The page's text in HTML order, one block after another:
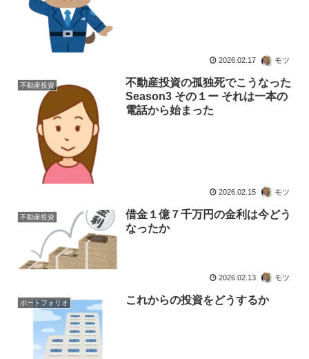
2026.02.17 モツ
不動産投資
不動産投資の孤独死でこうなった
Season3 その１ー それは一本の
電話から始まった
2026.02.15 モツ
不動産投資
借金１億７千万円の金利は今どう
なったか
2026.02.13 モツ
ポートフォリオ これからの投資をどうするか